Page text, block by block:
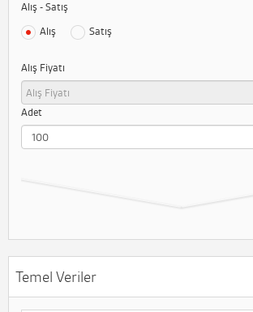
Alış - Satış
Alış
Satış
Alış Fiyatı
Adet
Temel Veriler